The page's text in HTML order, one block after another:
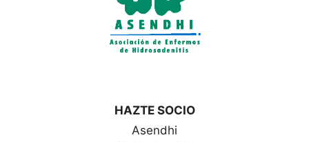
HAZTE SOCIO
Asendhi